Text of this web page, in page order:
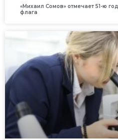
«Михаил Сомов» отмечает 51-ю
флага